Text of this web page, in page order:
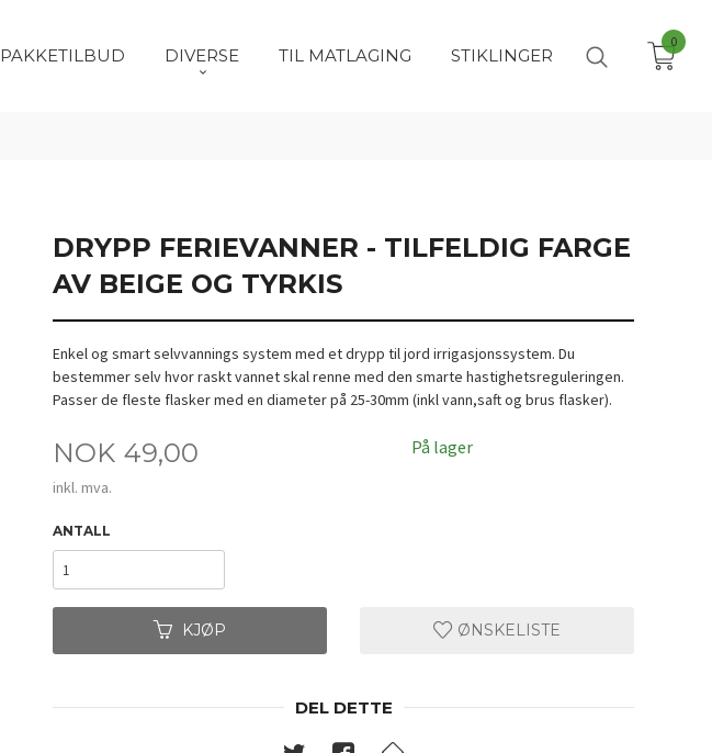
PAKKETILBUD DIVERSE TIL MATLAGING STIKLINGER
0
DRYPP FERIEVANNER - TILFELDIG FARGE
AV BEIGE OG TYRKIS
Enkel og smart selvvannings system med et drypp til jord irrigasjonssystem. Du
bestemmer selv hvor raskt vannet skal renne med den smarte hastighetsreguleringen.
Passer de fleste flasker med en diameter på 25-30mm (inkl vann,saft og brus flasker).
Pris
NOK 49,00
inkl. mva.
På lager
ANTALL
KJØP ØNSKELISTE
DEL DETTE